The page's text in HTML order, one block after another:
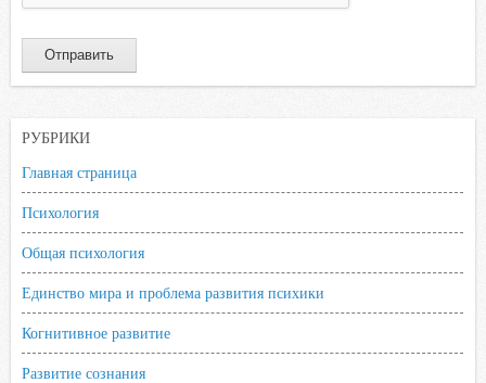
РУБРИКИ
Главная страница
Психология
Общая психология
Единство мира и проблема развития психики
Когнитивное развитие
Развитие сознания